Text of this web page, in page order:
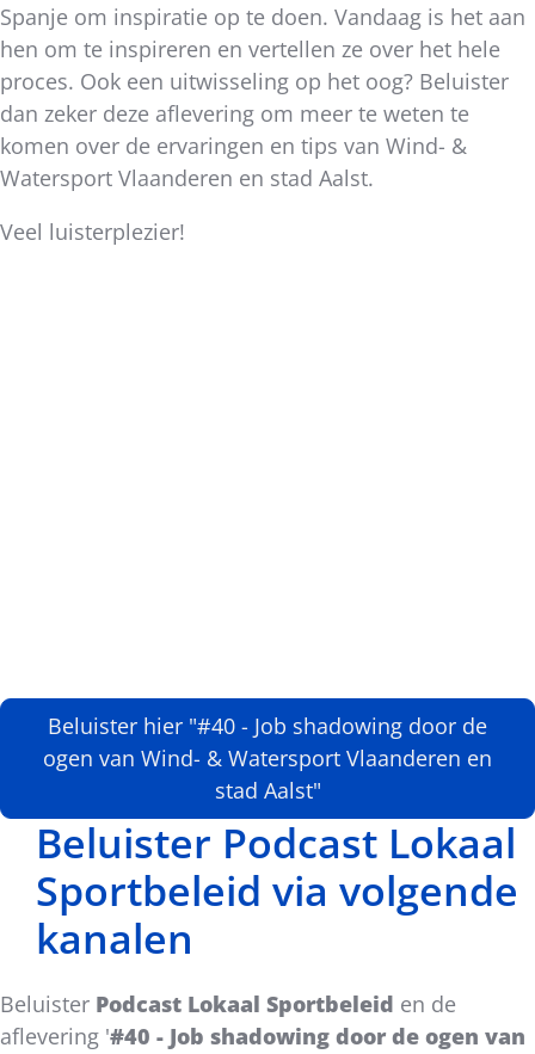
Spanje om inspiratie op te doen. Vandaag is het aan
hen om te inspireren en vertellen ze over het hele
proces. Ook een uitwisseling op het oog? Beluister
dan zeker deze aflevering om meer te weten te
komen over de ervaringen en tips van Wind- &
Watersport Vlaanderen en stad Aalst.
Veel luisterplezier!
Beluister hier "#40 - Job shadowing door de
ogen van Wind- & Watersport Vlaanderen en
stad Aalst"
Beluister Podcast Lokaal
Sportbeleid via volgende
kanalen
Beluister Podcast Lokaal Sportbeleid en de
aflevering '#40 - Job shadowing door de ogen van